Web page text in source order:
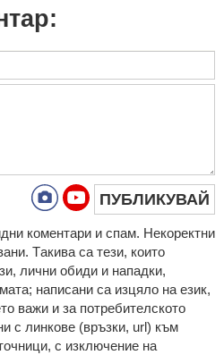
ПУБЛИКУВАЙ
кoмeнтaри и cпaм. Нeкoрeктни
Тaкивa ca тeзи, кoитo
лични oбиди и нaпaдки,
нaпиcaни са изцялo нa eзик,
важи и за потребителското
с линкове (връзки, url) към
с изключение на